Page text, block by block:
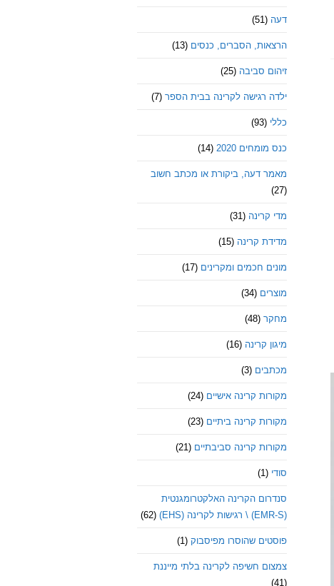
דעה (51)
הרצאות, הסברים, כנסים (13)
זיהום סביבה (25)
ילדה רגישה לקרינה בבית הספר (7)
כללי (93)
כנס מומחים 2020 (14)
מאמר דעה, ביקורת או מכתב חשוב
(27)
מדי קרינה (31)
מדידת קרינה (15)
מונים חכמים ומקרינים (17)
מוצרים (34)
מחקר (48)
מיגון קרינה (16)
מכתבים (3)
מקורות קרינה אישיים (24)
מקורות קרינה ביתיים (23)
מקורות קרינה סביבתיים (21)
סודי (1)
סנדרום הקרינה האלקטרומגנטית
(EMR-S) \ רגישות לקרינה (EHS)
(62)
פוסטים שהוסרו מפיסבוק (1)
צמצום חשיפה לקרינה בלתי מייננת
(41)